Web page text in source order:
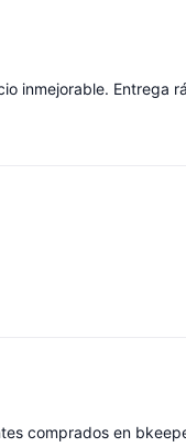
inmejorable. Entrega
comprados en